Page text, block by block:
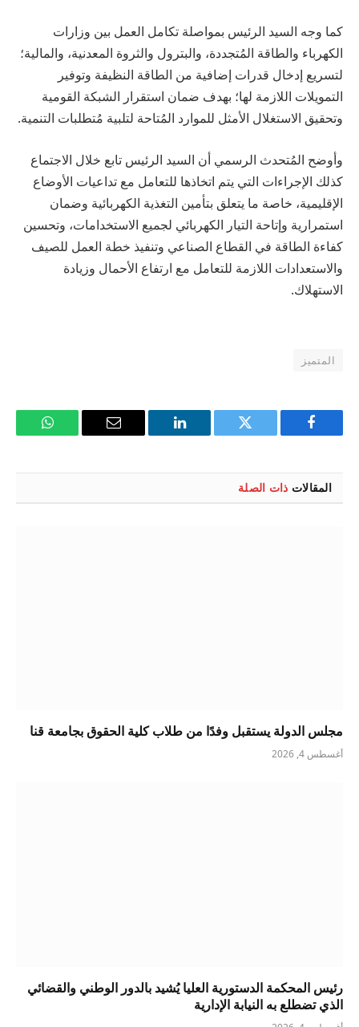
كما وجه السيد الرئيس بمواصلة تكامل العمل بين وزارات
الكهرباء والطاقة المُتجددة، والبترول والثروة المعدنية، والمالية؛
لتسريع إدخال قدرات إضافية من الطاقة النظيفة وتوفير
التمويلات اللازمة لها؛ بهدف ضمان استقرار الشبكة القومية
وتحقيق الاستغلال الأمثل للموارد المُتاحة لتلبية مُتطلبات التنمية.
وأوضح المُتحدث الرسمي أن السيد الرئيس تابع خلال الاجتماع
كذلك الإجراءات التي يتم اتخاذها للتعامل مع تداعيات الأوضاع
الإقليمية، خاصة ما يتعلق بتأمين التغذية الكهربائية وضمان
استمرارية وإتاحة التيار الكهربائي لجميع الاستخدامات، وتحسين
كفاءة الطاقة في القطاع الصناعي وتنفيذ خطة العمل للصيف
والاستعدادات اللازمة للتعامل مع ارتفاع الأحمال وزيادة
الاستهلاك.
المتميز
فيسبوك تويتر لينكدإن
البريد
واتساب
المقالات ذات الصلة
مجلس الدولة يستقبل وفدًا من طلاب كلية الحقوق بجامعة قنا
أغسطس 4, 2026
رئيس المحكمة الدستورية العليا يُشيد بالدور الوطني والقضائي
الذي تضطلع به النيابة الإدارية